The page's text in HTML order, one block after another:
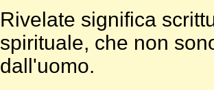
Rivelate significa
spirituale, che non
dall'uomo.